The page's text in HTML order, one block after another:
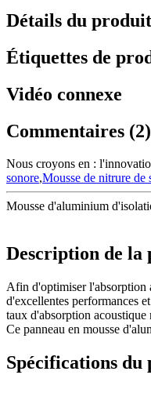
Détails du produit
Étiquettes de
Vidéo connexe
Commentaires (2)
Nous croyons en :
sonore,Mousse de nitrure de
Mousse d'aluminium
Description de la
Afin d'optimiser l'absorption
d'excellentes performances
taux d'absorption acoustique
Ce panneau en mousse
Spécifications du